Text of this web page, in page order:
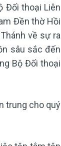
Đối thoại Liên
Đền thờ Hồi
về sự ra
sâu sắc đến
Bộ Đối thoại
trung cho quý